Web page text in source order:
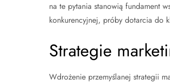
na te pytania stanowią fundament
konkurencyjnej, próby dotarcia do
Strategie
Wdrożenie przemyślanej strategii